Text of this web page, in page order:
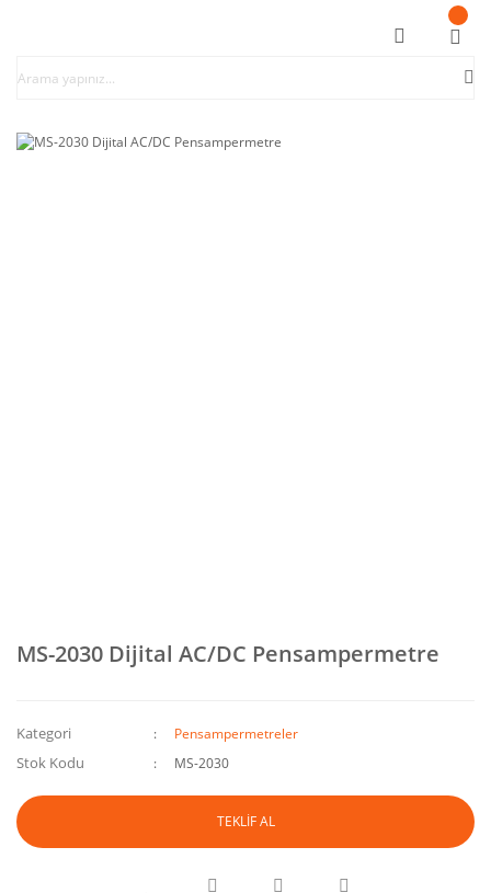
MS-2030 Dijital AC/DC Pensampermetre
Kategori Pensampermetreler
Stok Kodu MS-2030
TEKLİF AL